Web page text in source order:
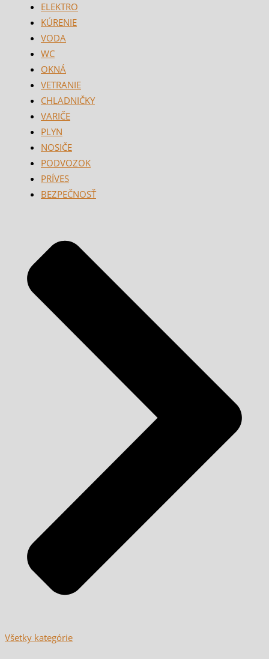
ELEKTRO
KÚRENIE
VODA
WC
OKNÁ
VETRANIE
CHLADNIČKY
VARIČE
PLYN
NOSIČE
PODVOZOK
PRÍVES
BEZPEČNOSŤ
Všetky kategórie